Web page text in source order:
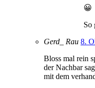
😀
So
Gerd_ Rau 8.
Bloss mal rein
der Nachbar
mit dem